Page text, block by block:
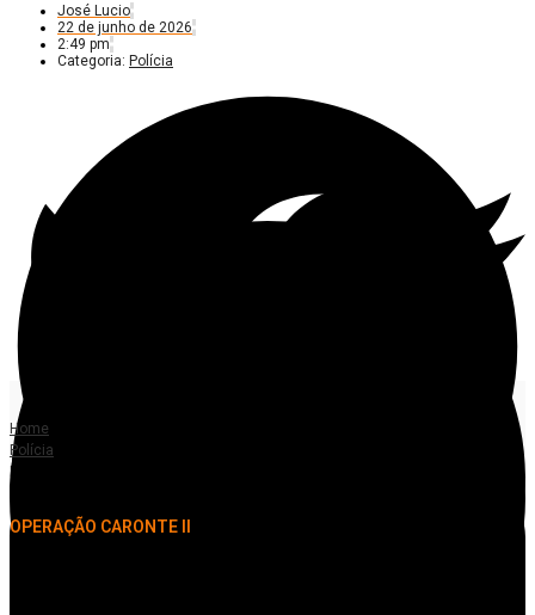
José Lucio
22 de junho de 2026
2:49 pm
Categoria: Polícia
Home
Polícia
PJC deflagra Operação em Colíder e cumpre 18 ordens judiciais contra
OPERAÇÃO CARONTE II